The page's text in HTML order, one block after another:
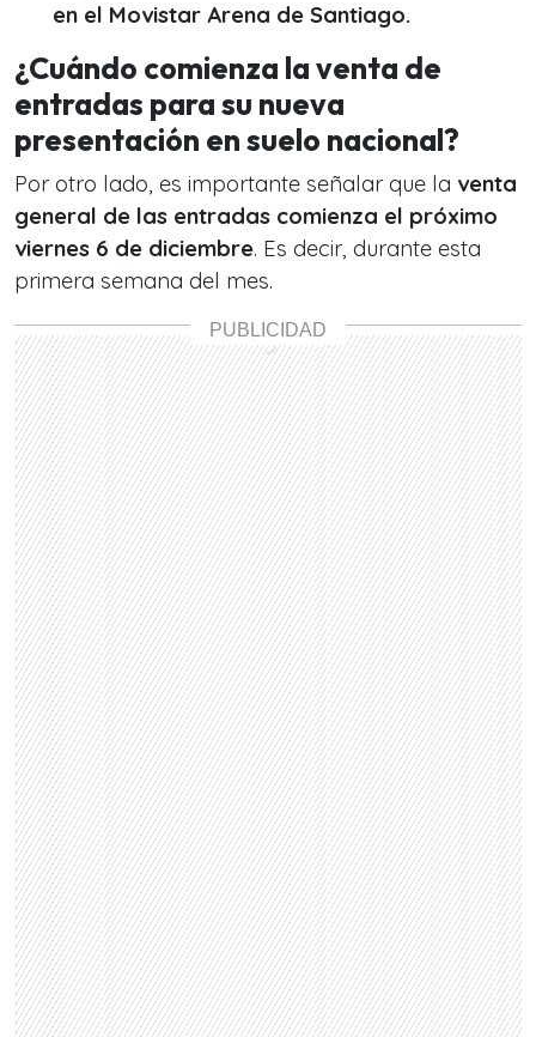
en el Movistar Arena de Santiago.
¿Cuándo comienza la venta de
entradas para su nueva
presentación en suelo nacional?
Por otro lado, es importante señalar que la venta
general de las entradas comienza el próximo
viernes 6 de diciembre. Es decir, durante esta
primera semana del mes.